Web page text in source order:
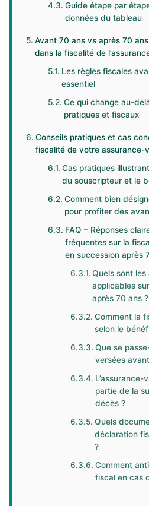
Guide étape par
données du tableau
Avant 70 ans vs après 70
dans la fiscalité de
Les règles fiscales
essentiel
Ce qui change au-
pratiques et fiscaux
Conseils pratiques et cas
fiscalité de votre assurance-
Cas pratiques
du souscripteur et le
Comment bien
pour profiter des
FAQ – Réponses
fréquentes sur la
en succession après
Quels sont
applicables
après 70 ans ?
Comment la
selon le
Que se
versées
partie de la
décès ?
Quels
déclaration
?
Comment
fiscal en cas